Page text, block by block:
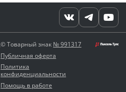
© Товарный знак № 991317
Публичная оферта
Политика
конфиденциальности
Помощь в работе